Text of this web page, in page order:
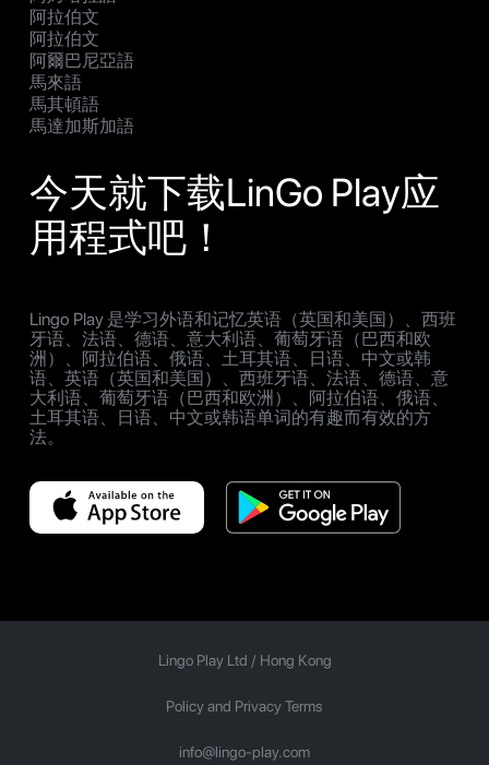
阿拉伯文
阿拉伯文
阿爾巴尼亞語
馬來語
馬其頓語
馬達加斯加語
今天就下载LinGo Play应
用程式吧！
Lingo Play 是学习外语和记忆英语（英国和美国）、西班
牙语、法语、德语、意大利语、葡萄牙语（巴西和欧
洲）、阿拉伯语、俄语、土耳其语、日语、中文或韩
语、英语（英国和美国）、西班牙语、法语、德语、意
大利语、葡萄牙语（巴西和欧洲）、阿拉伯语、俄语、
土耳其语、日语、中文或韩语单词的有趣而有效的方
法。
Lingo Play Ltd / Hong Kong
Policy and Privacy Terms
info@lingo-play.com